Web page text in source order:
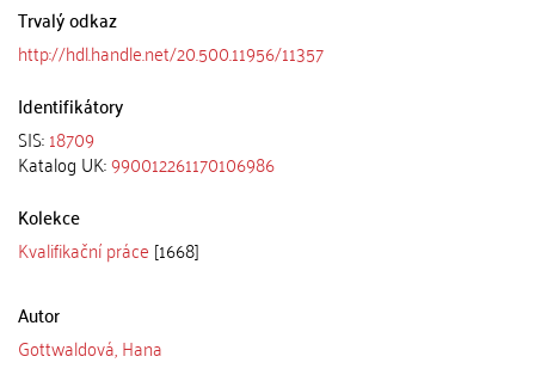
Trvalý odkaz
http://hdl.handle.net/20.500.11956/11357
Identifikátory
SIS:18709
Katalog UK:990012261170106986
Kolekce
Kvalifikační práce [1668]
Autor
Gottwaldová, Hana